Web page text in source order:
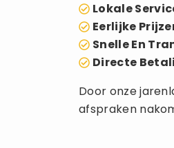
Lokale
Eerlijke
Snelle En
Directe
Door onze
afspraken